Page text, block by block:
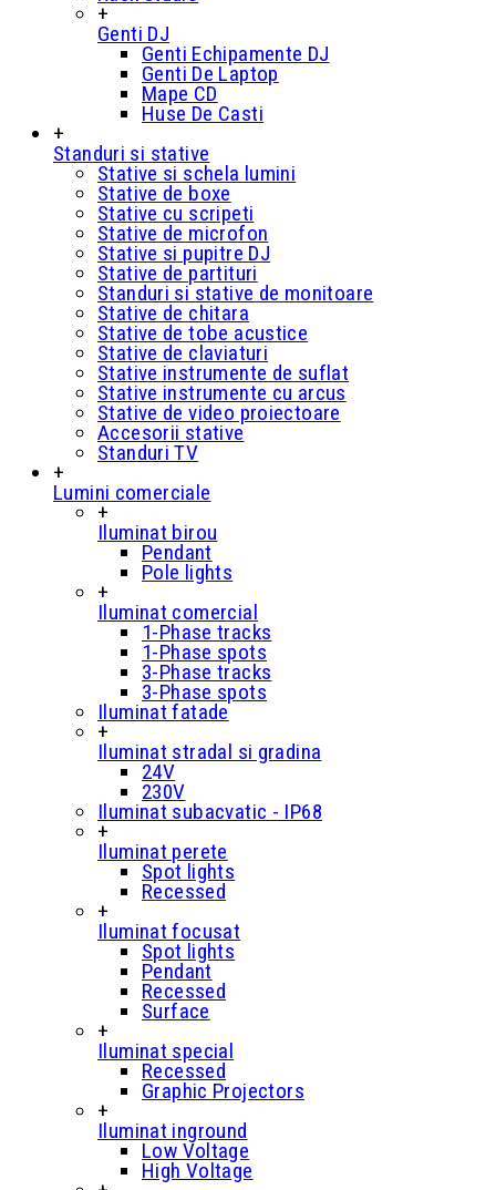
+
Genti DJ
Genti Echipamente DJ
Genti De Laptop
Mape CD
Huse De Casti
+
Standuri si stative
Stative si schela lumini
Stative de boxe
Stative cu scripeti
Stative de microfon
Stative si pupitre DJ
Stative de partituri
Standuri si stative de monitoare
Stative de chitara
Stative de tobe acustice
Stative de claviaturi
Stative instrumente de suflat
Stative instrumente cu arcus
Stative de video proiectoare
Accesorii stative
Standuri TV
+
Lumini comerciale
+
Iluminat birou
Pendant
Pole lights
+
Iluminat comercial
1-Phase tracks
1-Phase spots
3-Phase tracks
3-Phase spots
Iluminat fatade
+
Iluminat stradal si gradina
24V
230V
Iluminat subacvatic - IP68
+
Iluminat perete
Spot lights
Recessed
+
Iluminat focusat
Spot lights
Pendant
Recessed
Surface
+
Iluminat special
Recessed
Graphic Projectors
+
Iluminat inground
Low Voltage
High Voltage